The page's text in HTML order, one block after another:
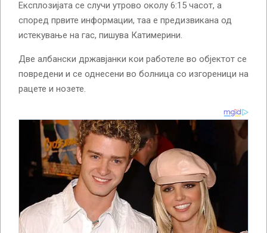
Експлозијата се случи утрово околу 6:15 часот, а
според првите информации, таа е предизвикана од
истекување на гас, пишува Катимерини.
Две албански државјанки кои работеле во објектот се
повредени и се однесени во болница со изгореници на
рацете и нозете.